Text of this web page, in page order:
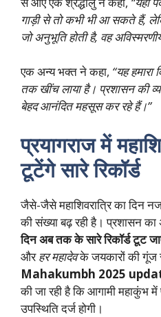
गाड़ी से तो कभी भी आ सकते हैं,
जो अनुभूति होती है, वह
एक अन्य भक्त ने कहा, “यह हमारा
तक खींच लाया है। प्रशासन की
बेहद आनंदित महसूस कर रहे हैं।”
प्रयागराज में
टूटेंगे सारे रिकॉर्ड
जैसे-जैसे महाशिवरात्रि का दिन
की संख्या बढ़ रही है। प्रशासन
दिन अब तक के सारे रिकॉर्ड टूट
औरहर महादेवके जयकारों की गूंज
Mahakumbh 2025
की जा रही है कि आगामी महाकुंभ
उपस्थिति दर्ज होगी।